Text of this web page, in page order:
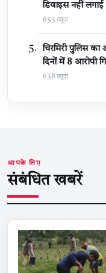
डिवाइस नहीं लगाई
653 व्यूज़
चिरमिरी पुलिस
दिनों में 8 आरोपी
638 व्यूज़
आपके लिए
संबंधित खबरें